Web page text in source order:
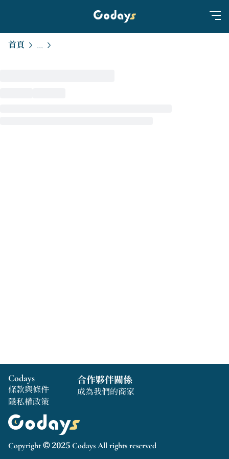
首頁 ...
Copyright © 2025 Codays All rights reserved
Codays
條款與條件
隱私權政策
合作夥伴關係
成為我們的商家